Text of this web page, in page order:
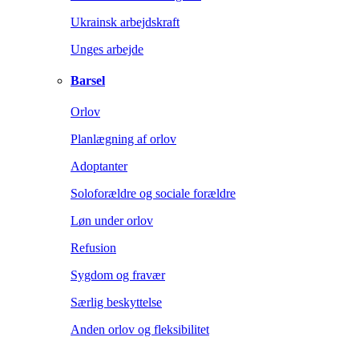
Ukrainsk arbejdskraft
Unges arbejde
Barsel
Orlov
Planlægning af orlov
Adoptanter
Soloforældre og sociale forældre
Løn under orlov
Refusion
Sygdom og fravær
Særlig beskyttelse
Anden orlov og fleksibilitet